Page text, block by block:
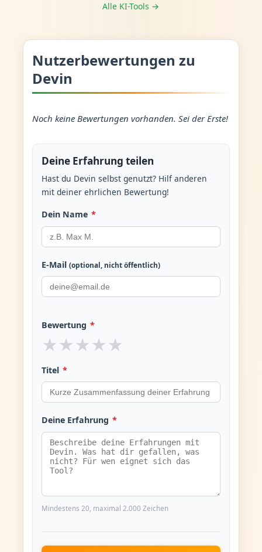
Alle KI-Tools →
Nutzerbewertungen zu
Devin
Noch keine Bewertungen vorhanden. Sei der Erste!
Deine Erfahrung teilen
Hast du Devin selbst genutzt? Hilf anderen
mit deiner ehrlichen Bewertung!
Dein Name *
E-Mail (optional, nicht öffentlich)
Bewertung *
★ ★ ★ ★ ★
Titel *
Deine Erfahrung *
Mindestens 20, maximal 2.000 Zeichen